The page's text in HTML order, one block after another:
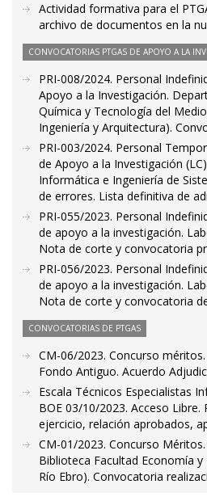
Actividad formativa para el
archivo de documentos en la
CONVOCATORIAS PTGAS DE APOYO A LA
PRI-008/2024. Personal
Apoyo a la Investigación.
Química y Tecnología del
Ingeniería y Arquitectura).
PRI-003/2024. Personal
de Apoyo a la Investigación
Informática e Ingeniería de
de errores. Lista definitiva de
PRI-055/2023. Personal
de apoyo a la investigación.
Nota de corte y convocatoria
PRI-056/2023. Personal
de apoyo a la investigación.
Nota de corte y convocatoria
CONVOCATORIAS DE PTGAS
CM-06/2023. Concurso
Fondo Antiguo. Acuerdo
Escala Técnicos Especialistas
BOE 03/10/2023. Acceso Libre.
ejercicio, relación aprobados,
CM-01/2023. Concurso
Biblioteca Facultad Economía y
Río Ebro). Convocatoria